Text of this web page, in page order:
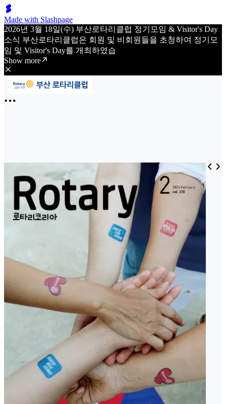
Made with Slashpage
2026년 3월 18일(수) 부산로타리클럽 정기모임 & Visitor's Day
소식 부산로타리클럽은 회원 및 비회원들을 초청하여 정기모
임 및 Visitor's Day를 개최하였습
Show more